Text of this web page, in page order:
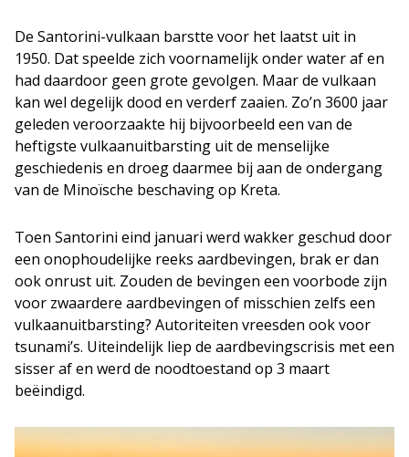
De Santorini-vulkaan barstte voor het laatst uit in
1950. Dat speelde zich voornamelijk onder water af en
had daardoor geen grote gevolgen. Maar de vulkaan
kan wel degelijk dood en verderf zaaien. Zo’n 3600 jaar
geleden veroorzaakte hij bijvoorbeeld een van de
heftigste vulkaanuitbarsting uit de menselijke
geschiedenis en droeg daarmee bij aan de ondergang
van de Minoïsche beschaving op Kreta.
Toen Santorini eind januari werd wakker geschud door
een onophoudelijke reeks aardbevingen, brak er dan
ook onrust uit. Zouden de bevingen een voorbode zijn
voor zwaardere aardbevingen of misschien zelfs een
vulkaanuitbarsting? Autoriteiten vreesden ook voor
tsunami’s. Uiteindelijk liep de aardbevingscrisis met een
sisser af en werd de noodtoestand op 3 maart
beëindigd.